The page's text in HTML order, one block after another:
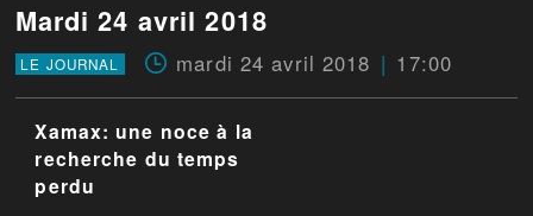
Mardi 24 avril 2018
LE JOURNAL mardi 24 avril 2018 17:00
Xamax: une noce à la
recherche du temps
perdu